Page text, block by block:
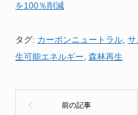
を100％削減
タグ: カーボンニュートラル, サ
生可能エネルギー 森林再生